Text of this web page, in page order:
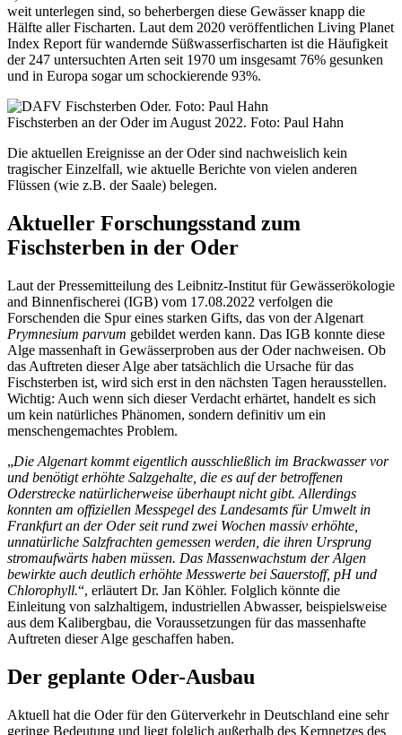
weit unterlegen sind, so beherbergen diese Gewässer knapp die
Hälfte aller Fischarten. Laut dem 2020 veröffentlichen Living Planet
Index Report für wandernde Süßwasserfischarten ist die Häufigkeit
der 247 untersuchten Arten seit 1970 um insgesamt 76% gesunken
und in Europa sogar um schockierende 93%.
Fischsterben an der Oder im August 2022. Foto: Paul Hahn
Die aktuellen Ereignisse an der Oder sind nachweislich kein
tragischer Einzelfall, wie aktuelle Berichte von vielen anderen
Flüssen (wie z.B. der Saale) belegen.
Aktueller Forschungsstand zum
Fischsterben in der Oder
Laut der Pressemitteilung des Leibnitz-Institut für Gewässerökologie
and Binnenfischerei (IGB) vom 17.08.2022 verfolgen die
Forschenden die Spur eines starken Gifts, das von der Algenart
Prymnesium parvum gebildet werden kann. Das IGB konnte diese
Alge massenhaft in Gewässerproben aus der Oder nachweisen. Ob
das Auftreten dieser Alge aber tatsächlich die Ursache für das
Fischsterben ist, wird sich erst in den nächsten Tagen herausstellen.
Wichtig: Auch wenn sich dieser Verdacht erhärtet, handelt es sich
um kein natürliches Phänomen, sondern definitiv um ein
menschengemachtes Problem.
„Die Algenart kommt eigentlich ausschließlich im Brackwasser vor
und benötigt erhöhte Salzgehalte, die es auf der betroffenen
Oderstrecke natürlicherweise überhaupt nicht gibt. Allerdings
konnten am offiziellen Messpegel des Landesamts für Umwelt in
Frankfurt an der Oder seit rund zwei Wochen massiv erhöhte,
unnatürliche Salzfrachten gemessen werden, die ihren Ursprung
stromaufwärts haben müssen. Das Massenwachstum der Algen
bewirkte auch deutlich erhöhte Messwerte bei Sauerstoff, pH und
Chlorophyll.“, erläutert Dr. Jan Köhler. Folglich könnte die
Einleitung von salzhaltigem, industriellen Abwasser, beispielsweise
aus dem Kalibergbau, die Voraussetzungen für das massenhafte
Auftreten dieser Alge geschaffen haben.
Der geplante Oder-Ausbau
Aktuell hat die Oder für den Güterverkehr in Deutschland eine sehr
geringe Bedeutung und liegt folglich außerhalb des Kernnetzes des